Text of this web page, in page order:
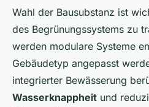
Wahl der Bausubstanz ist
des Begrünungssystems zu
werden modulare Systeme
Gebäudetyp angepasst
integrierter Bewässerung
Wasserknappheit und